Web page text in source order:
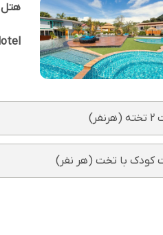
هتل
کودک با تخت (هر نفر)